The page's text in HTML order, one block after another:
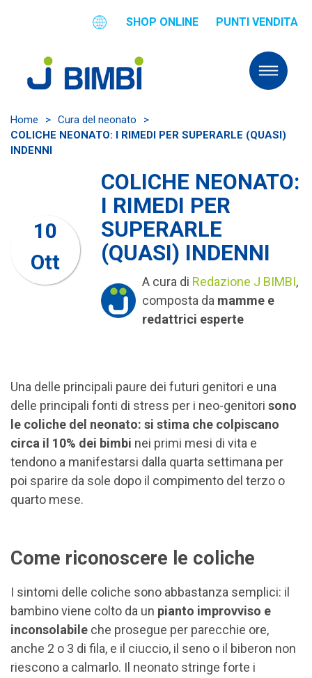
SHOP ONLINE PUNTI VENDITA
Home > Cura del neonato
>
COLICHE NEONATO: I RIMEDI PER SUPERARLE (QUASI)
INDENNI
10
Ott
COLICHE NEONATO:
I RIMEDI PER
SUPERARLE
(QUASI) INDENNI
A cura di Redazione J BIMBI,
composta da mamme e
redattrici esperte
Una delle principali paure dei futuri genitori e una
delle principali fonti di stress per i neo-genitori sono
le coliche del neonato: si stima che colpiscano
circa il 10% dei bimbi nei primi mesi di vita e
tendono a manifestarsi dalla quarta settimana per
poi sparire da sole dopo il compimento del terzo o
quarto mese.
Come riconoscere le coliche
I sintomi delle coliche sono abbastanza semplici: il
bambino viene colto da un pianto improvviso e
inconsolabile che prosegue per parecchie ore,
anche 2 o 3 di fila, e il ciuccio, il seno o il biberon non
riescono a calmarlo. Il neonato stringe forte i